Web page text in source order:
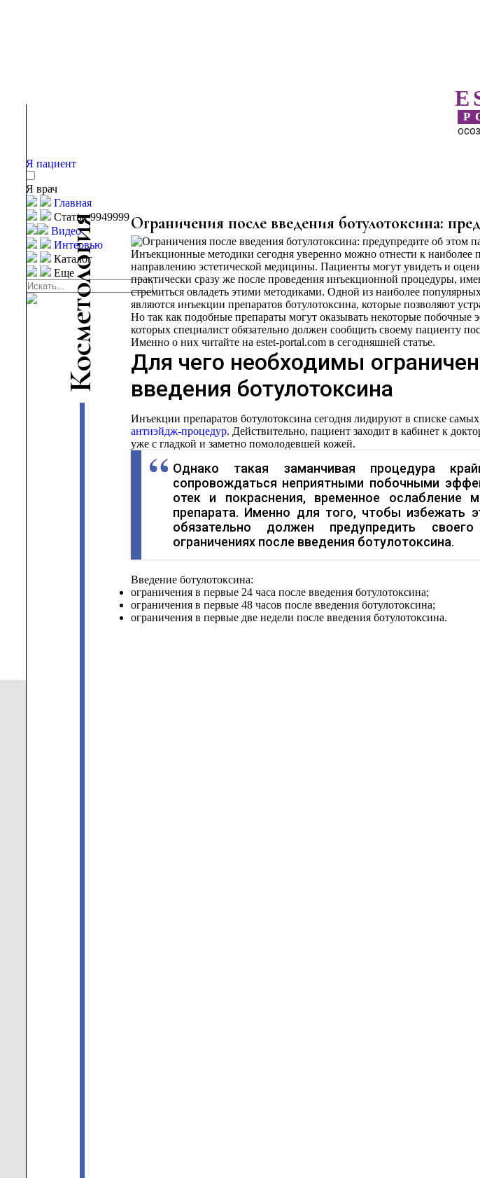
Я пациент
Я врач
Главная
Статьи 9949999
Видео
Интервью
Каталог
Еще
К
о
с
м
е
т
о
л
о
г
и
я Ограничения после введения ботулотоксина:
Инъекционные методики сегодня уверенно можно отнести к наиболее
направлению эстетической медицины. Пациенты могут увидеть и
практически сразу же после проведения инъекционной процедуры,
стремиться овладеть этими методиками. Одной из наиболее
являются инъекции препаратов ботулотоксина, которые позволяют
Но так как подобные препараты могут оказывать некоторые побочные
которых специалист обязательно должен сообщить своему пациенту
Именно о них читайте на estet-portal.com в сегодняшней статье.
Для чего необходимы
введения ботулотоксина
Инъекции препаратов ботулотоксина сегодня лидируют в списке
антиэйдж-процедур. Действительно, пациент заходит в кабинет к
уже с гладкой и заметно помолодевшей кожей.
Однако такая заманчивая процедура
сопровождаться неприятными побочными
отек и покраснения, временное
препарата. Именно для того, чтобы избежать
обязательно должен предупредить
ограничениях после введения ботулотоксина.
Введение ботулотоксина:
ограничения в первые 24 часа после введения ботулотоксина;
ограничения в первые 48 часов после введения ботулотоксина;
ограничения в первые две недели после введения ботулотоксина.